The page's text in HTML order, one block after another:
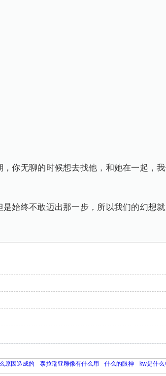
你无聊的时候想去找他，和她在一起，
始终不敢迈出那一步，所以我们的幻想
原因造成的 泰拉瑞亚雕像有什么用 什么的眼神 kw是什么